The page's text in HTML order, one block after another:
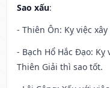
Sao xấu:
- Thiên Ôn: Kỵ việc
- Bạch Hổ Hắc Đạo:
Thiên Giải thì sao tốt.